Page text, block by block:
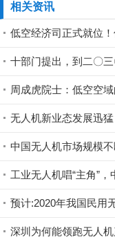
相关资讯
无人机新业态发展迅猛
中国无人机市场规模
工业无人机唱“主角”
预计:2020年我国民用
深圳为何能领跑无人机